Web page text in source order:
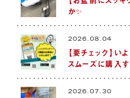
か✨
2026.08.04
【要チェック】い
スムーズに購入す
2026.07.30